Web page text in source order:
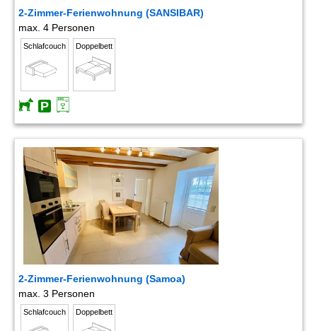
2-Zimmer-Ferienwohnung (SANSIBAR)
max. 4 Personen
Schlafcouch Doppelbett
2-Zimmer-Ferienwohnung (Samoa)
max. 3 Personen
Schlafcouch Doppelbett